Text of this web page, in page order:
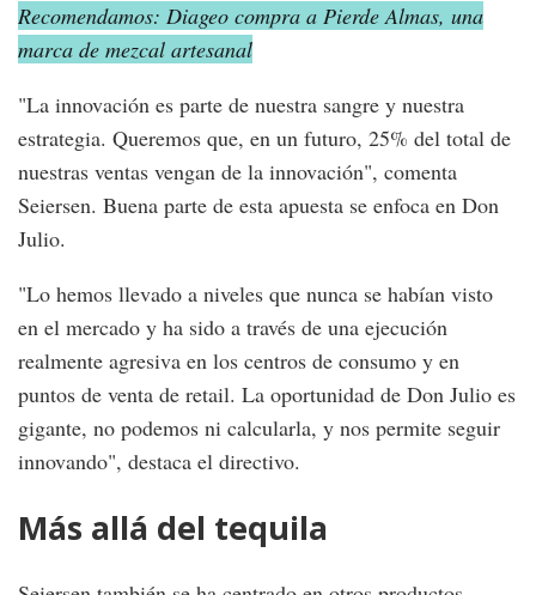
Recomendamos: Diageo compra a Pierde Almas, una
marca de mezcal artesanal
"La innovación es parte de nuestra sangre y nuestra
estrategia. Queremos que, en un futuro, 25% del total de
nuestras ventas vengan de la innovación", comenta
Seiersen. Buena parte de esta apuesta se enfoca en Don
Julio.
"Lo hemos llevado a niveles que nunca se habían visto
en el mercado y ha sido a través de una ejecución
realmente agresiva en los centros de consumo y en
puntos de venta de retail. La oportunidad de Don Julio es
gigante, no podemos ni calcularla, y nos permite seguir
innovando", destaca el directivo.
Más allá del tequila